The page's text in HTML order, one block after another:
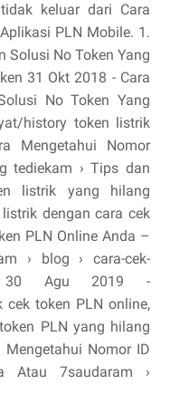
keluar dari Cara
PLN Mobile. 1.
Solusi No Token Yang
31 Okt 2018 - Cara
No Token Yang
history token listrik
Mengetahui Nomor
tediekam › Tips dan
listrik yang hilang
dengan cara cek
PLN Online Anda –
› blog › cara-cek-
30 Agu 2019 -
cek token PLN online,
PLN yang hilang
Nomor ID
Atau 7saudaram ›